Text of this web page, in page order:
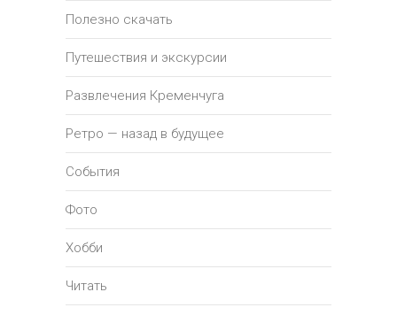
Полезно скачать
Путешествия и экскурсии
Развлечения Кременчуга
Ретро — назад в будущее
События
Фото
Хобби
Читать